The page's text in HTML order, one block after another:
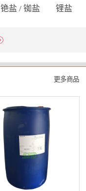
铯盐 / 铷盐 锂盐
更多商品